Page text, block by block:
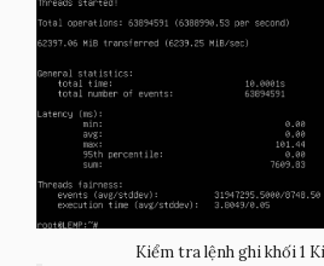
Kiểm tra lệnh ghi khối 1